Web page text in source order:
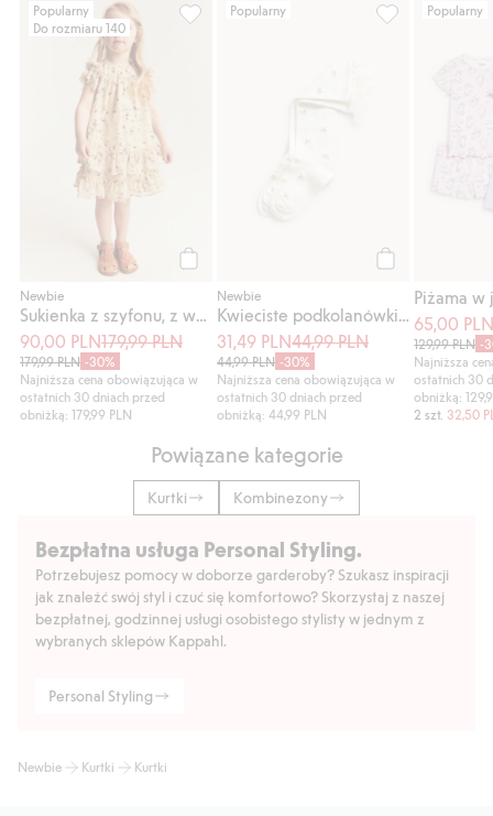
Popularny
Do rozmiaru 140
Newbie
90,00 PLN179,99 PLN
179,99 PLN -30%
Najniższa cena obowiązująca w
ostatnich 30 dniach przed
obniżką: 179,99 PLN
Popularny
Newbie
31,49 PLN44,99 PLN
44,99 PLN -30%
Najniższa cena obowiązująca w
ostatnich 30 dniach przed
obniżką: 44,99 PLN
Popularny
65,00
129,99 PLN -
Najniższa
ostatnich 30
obniżką:
2 szt. 32,50
Powiązane kategorie
Kurtki Kombinezony
Bezpłatna usługa Personal Styling.
Potrzebujesz pomocy w doborze garderoby? Szukasz inspiracji
jak znaleźć swój styl i czuć się komfortowo? Skorzystaj z naszej
bezpłatnej, godzinnej usługi osobistego stylisty w jednym z
wybranych sklepów Kappahl.
Personal Styling
Newbie Kurtki Kurtki